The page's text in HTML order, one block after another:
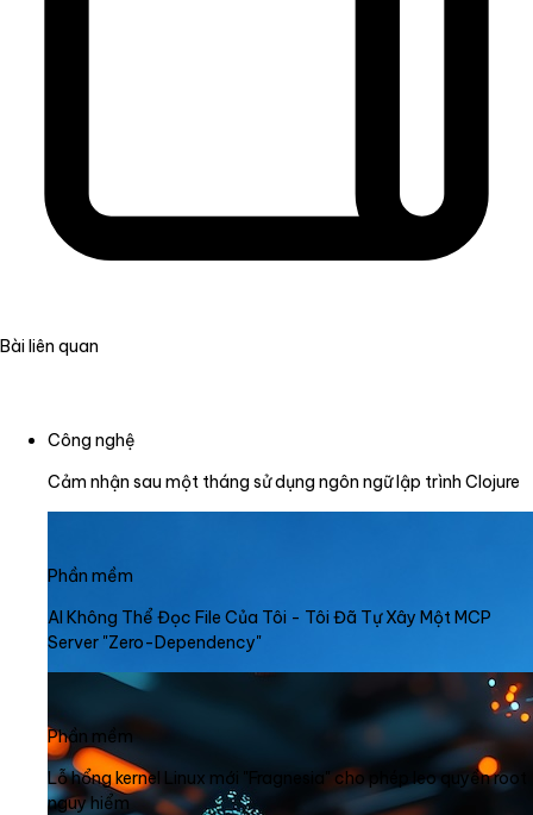
Bài liên quan
Công nghệ
Cảm nhận sau một tháng sử dụng ngôn ngữ lập trình Clojure
Phần mềm
AI Không Thể Đọc File Của Tôi - Tôi Đã Tự Xây Một MCP
Server "Zero-Dependency"
Phần mềm
Lỗ hổng kernel Linux mới "Fragnesia" cho phép leo quyền root
nguy hiểm